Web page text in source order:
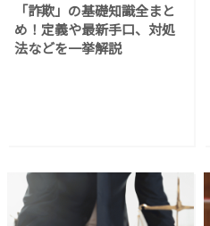
「詐欺」の基礎知識全まと
め！定義や最新手口、対処
法などを一挙解説